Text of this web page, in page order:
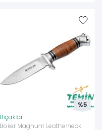
Bıçaklar
Böker Magnum Leatherneck
%5